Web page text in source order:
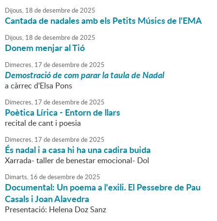
Dijous, 18 dedesembrede2025
Cantada de nadales amb els Petits Músics de l'EMA
Dijous, 18 dedesembrede2025
Donem menjar al Tió
Dimecres, 17 dedesembrede2025
Demostració de com parar la taula de Nadal
a càrrec d'Elsa Pons
Dimecres, 17 dedesembrede2025
Poètica Lírica - Entorn de llars
recital de cant i poesia
Dimecres, 17 dedesembrede2025
És nadal i a casa hi ha una cadira buida
Xarrada- taller de benestar emocional- Dol
Dimarts, 16 dedesembrede2025
Documental: Un poema a l'exili. El Pessebre de Pau
Casals i Joan Alavedra
Presentació: Helena Doz Sanz